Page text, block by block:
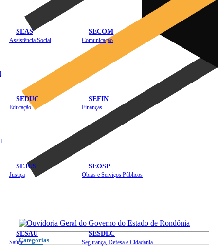
SEAS
Assistência Social
SECOM
Comunicação
SEDUC
Educação
SEFIN
Finanças
SEJUS
Justiça
SEOSP
Obras e Serviços Públicos
SESAU
Saúde
SESDEC
Segurança, Defesa e Cidadania
Categorias